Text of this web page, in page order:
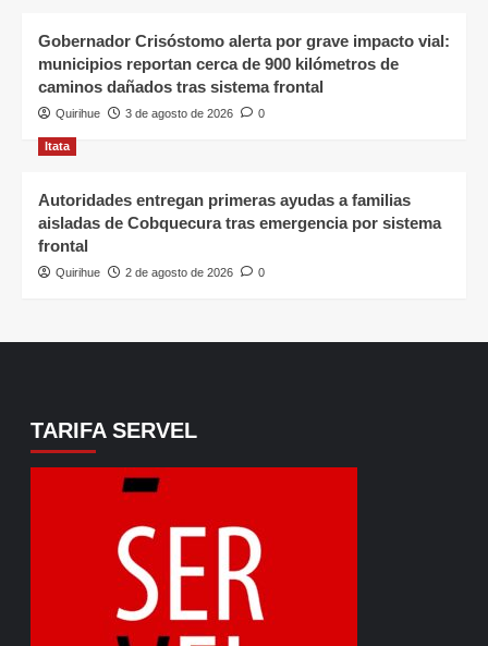
Gobernador Crisóstomo alerta por grave impacto vial:
municipios reportan cerca de 900 kilómetros de
caminos dañados tras sistema frontal
Quirihue 3 de agosto de 2026 0
Itata
Autoridades entregan primeras ayudas a familias
aisladas de Cobquecura tras emergencia por sistema
frontal
Quirihue 2 de agosto de 2026 0
TARIFA SERVEL